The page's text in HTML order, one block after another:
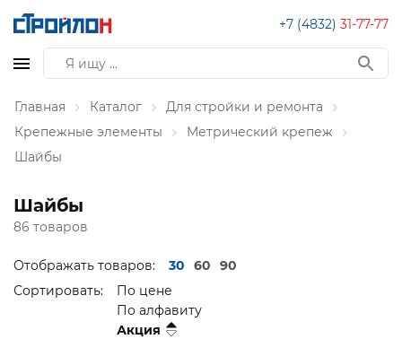
+7 (4832) 31-77-77
Главная Каталог
Для стройки и ремонта
Крепежные элементы
Метрический крепеж
Шайбы
Шайбы
86 товаров
Отображать товаров: 30 60
90
Сортировать:
По цене
По алфавиту
Акция